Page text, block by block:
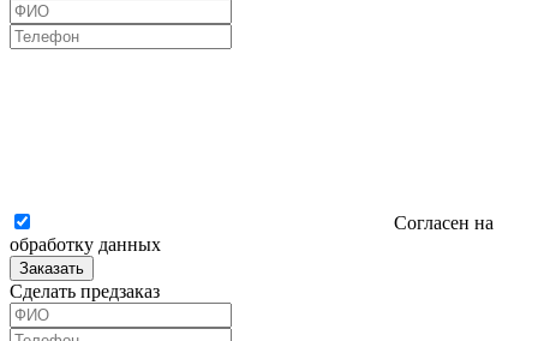
Согласен на
обработку данных
Заказать
Сделать предзаказ